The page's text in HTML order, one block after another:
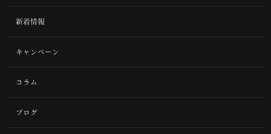
新着情報
キャンペーン
コラム
ブログ